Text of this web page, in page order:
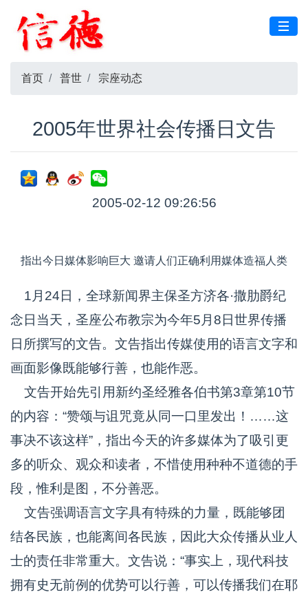
首页 普世 宗座动态
2005年世界社会传播日文告
2005-02-12 09:26:56
指出今日媒体影响巨大 邀请人们正确利用媒体造福人类
1月24日，全球新闻界主保圣方济各·撒肋爵纪
念日当天，圣座公布教宗为今年5月8日世界传播
日所撰写的文告。文告指出传媒使用的语言文字和
画面影像既能够行善，也能作恶。
文告开始先引用新约圣经雅各伯书第3章第10节
的内容：“赞颂与诅咒竟从同一口里发出！……这
事决不该这样”，指出今天的许多媒体为了吸引更
多的听众、观众和读者，不惜使用种种不道德的手
段，惟利是图，不分善恶。
文告强调语言文字具有特殊的力量，既能够团
结各民族，也能离间各民族，因此大众传播从业人
士的责任非常重大。文告说：“事实上，现代科技
拥有史无前例的优势可以行善，可以传播我们在耶